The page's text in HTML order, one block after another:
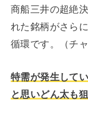
商船三井の超絶
れた銘柄がさら
循環です。（チ
特需が発生して
と思いどん太も